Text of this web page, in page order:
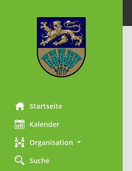
Startseite
Kalender
Organisation
Suche